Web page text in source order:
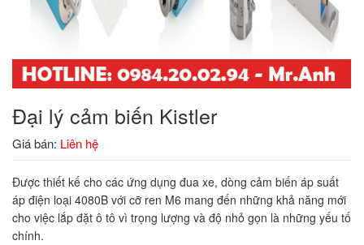
Đại lý cảm biến Kistler
Giá bán: Liên hệ
Được thiết kế cho các ứng dụng đua xe, dòng cảm biến áp suất
áp điện loại 4080B với cỡ ren M6 mang đến những khả năng mới
cho việc lắp đặt ô tô vì trọng lượng và độ nhỏ gọn là những yếu tố
chính.